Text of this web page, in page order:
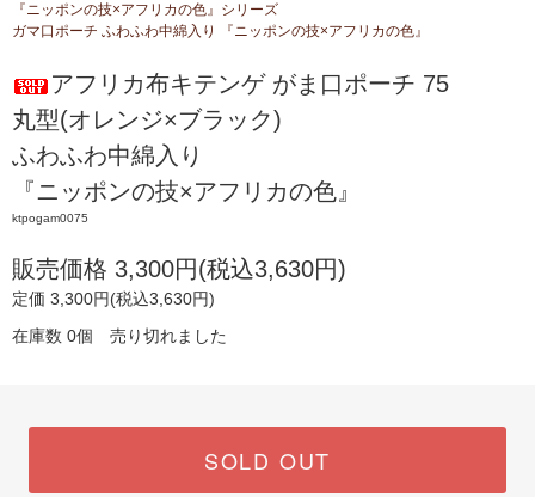
『ニッポンの技×アフリカの色』シリーズ
ガマ口ポーチ ふわふわ中綿入り 『ニッポンの技×アフリカの色』
アフリカ布キテンゲ がま口ポーチ 75
丸型(オレンジ×ブラック)
ふわふわ中綿入り
『ニッポンの技×アフリカの色』
ktpogam0075
販売価格 3,300円(税込3,630円)
定価 3,300円(税込3,630円)
在庫数 0個 売り切れました
SOLD OUT